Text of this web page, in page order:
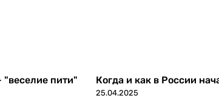
"веселие пити" Когда и как в России
25.04.2025